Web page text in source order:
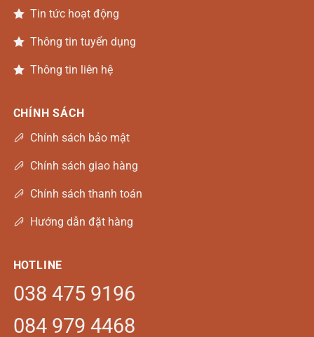
Tin tức hoạt động
Thông tin tuyển dụng
Thông tin liên hệ
CHÍNH SÁCH
Chính sách bảo mật
Chính sách giao hàng
Chính sách thanh toán
Hướng dẫn đặt hàng
HOTLINE
038 475 9196
084 979 4468